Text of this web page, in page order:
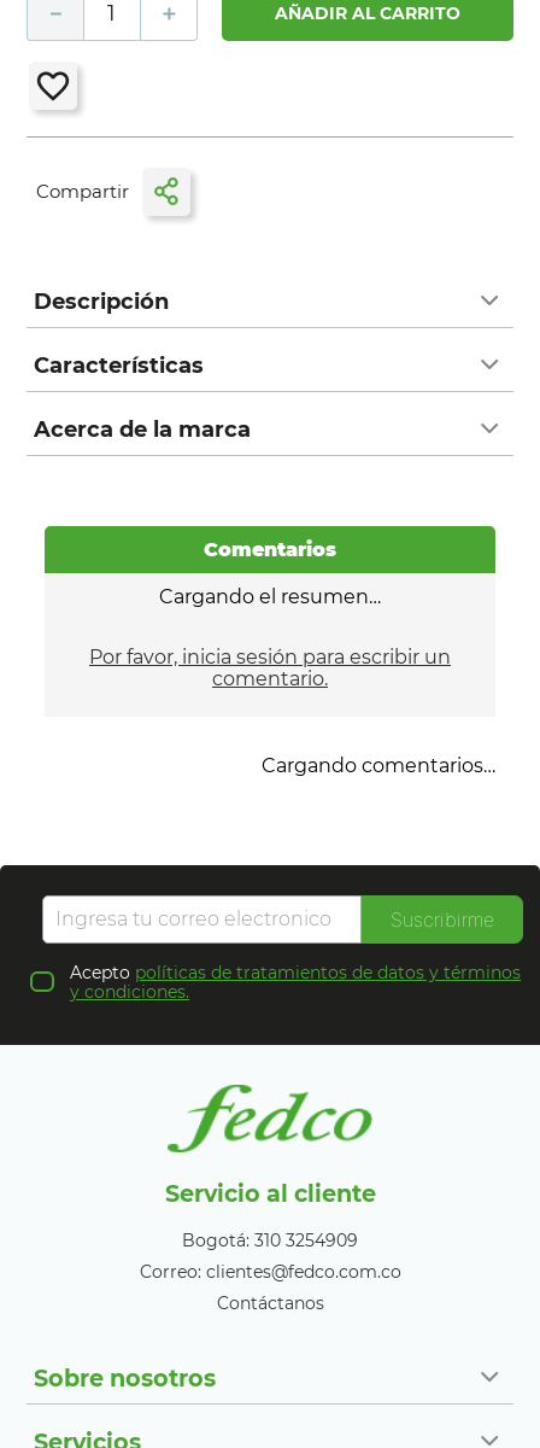
＋
－ AÑADIR AL CARRITO
Descripción
Características
Acerca de la marca
Comentarios
Cargando el resumen…
Por favor, inicia sesión para escribir un
comentario.
Cargando comentarios…
Suscribirme
Acepto políticas de tratamientos de datos y términos
y condiciones.
Servicio al cliente
Bogotá: 310 3254909
Correo: clientes@fedco.com.co
Contáctanos
Sobre nosotros